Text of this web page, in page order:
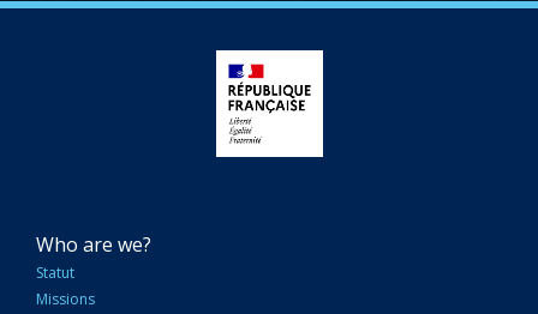
NAVIGATION
PRINCIPALE
Who are we?
Statut
Missions